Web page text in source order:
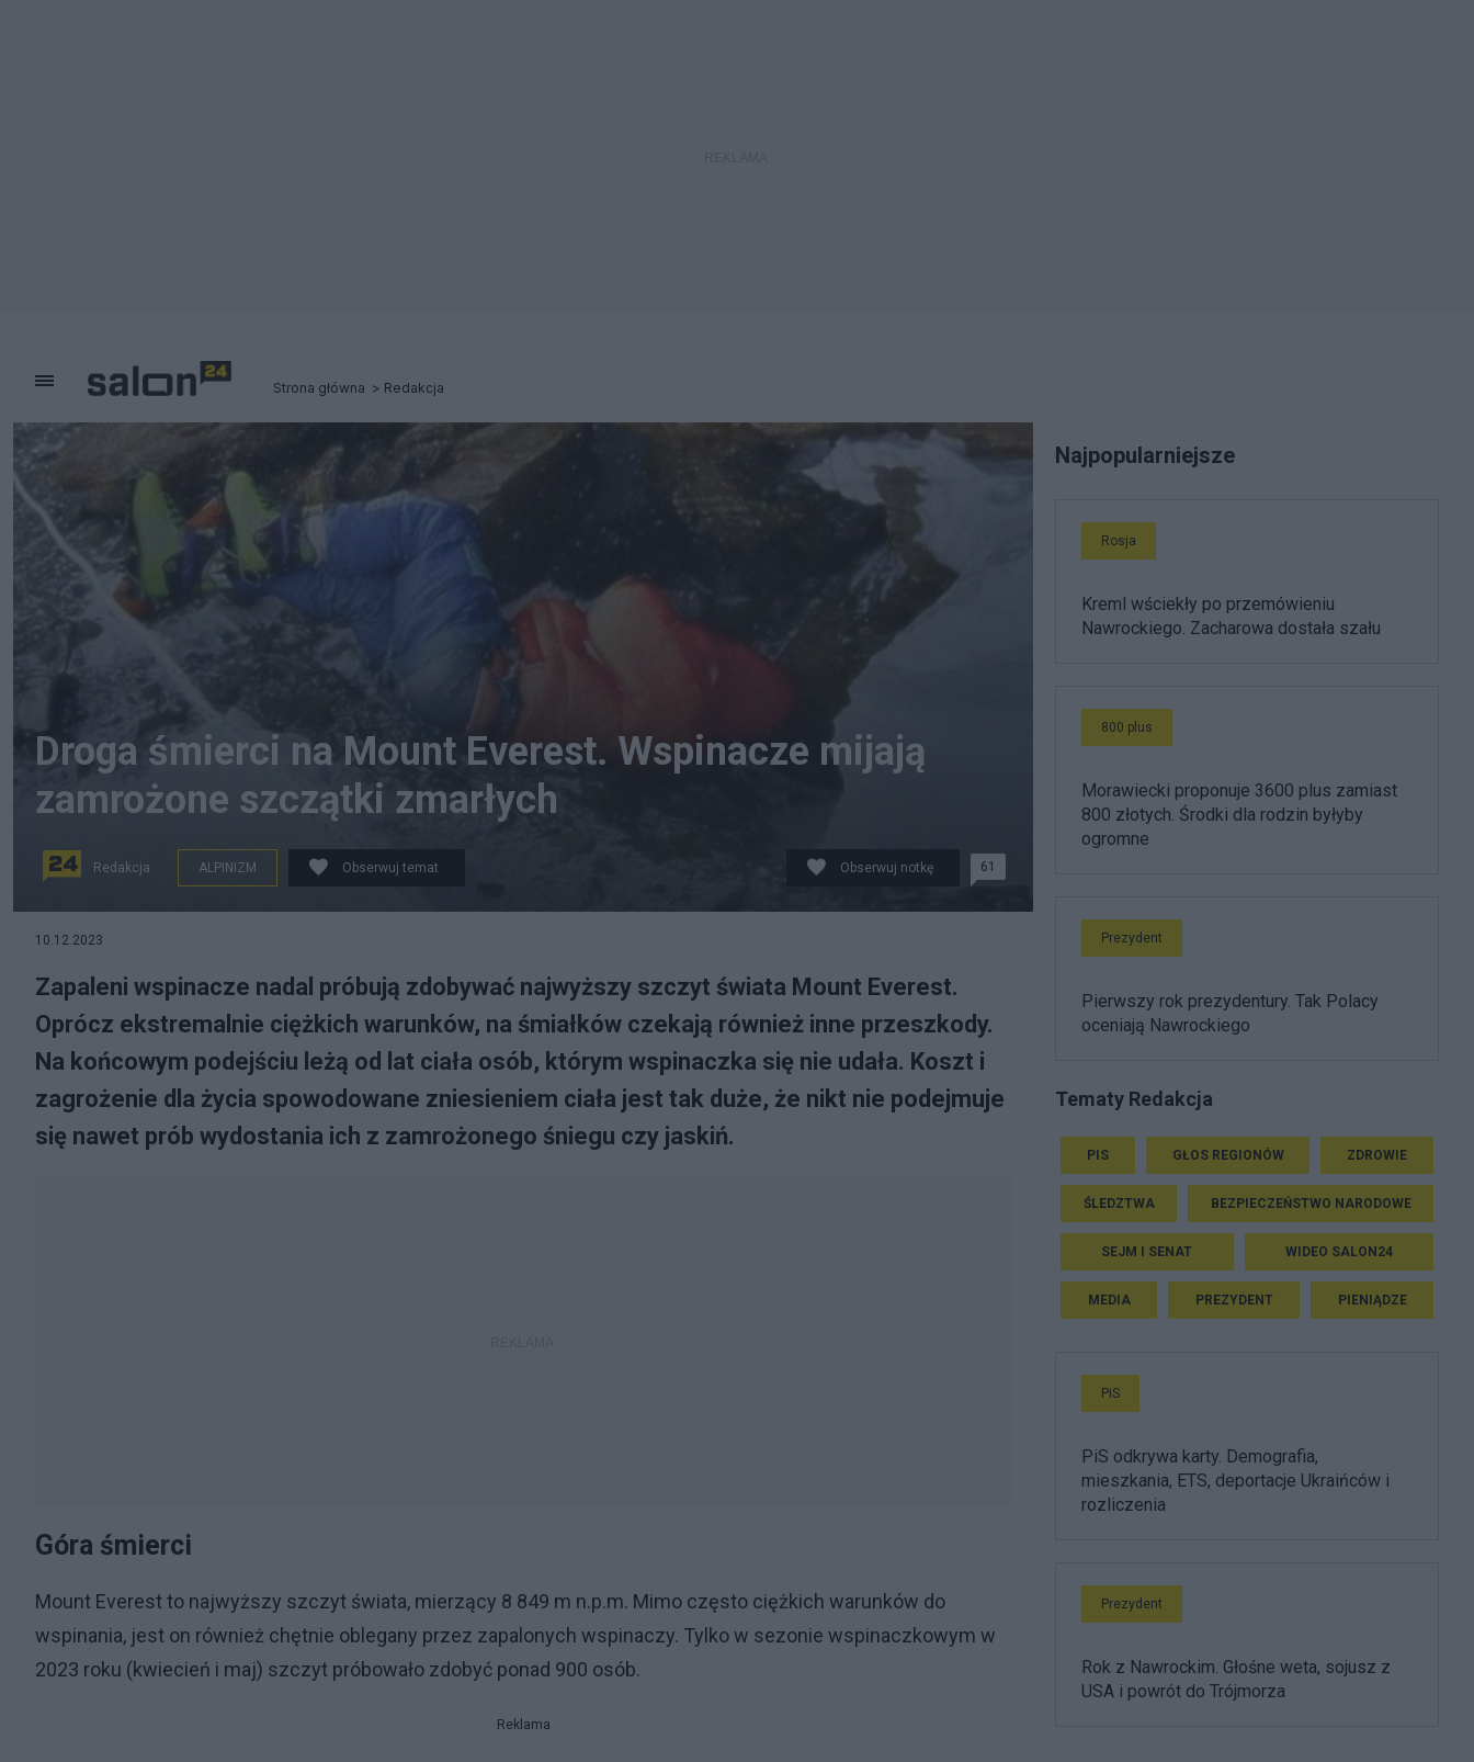
Strona główna Redakcja
Droga śmierci na Mount Everest. Wspinacze mijają
zamrożone szczątki zmarłych
Redakcja ALPINIZM Obserwuj temat Obserwuj notkę 61
10.12.2023
Zapaleni wspinacze nadal próbują zdobywać najwyższy szczyt świata Mount Everest.
Oprócz ekstremalnie ciężkich warunków, na śmiałków czekają również inne przeszkody.
Na końcowym podejściu leżą od lat ciała osób, którym wspinaczka się nie udała. Koszt i
zagrożenie dla życia spowodowane zniesieniem ciała jest tak duże, że nikt nie podejmuje
się nawet prób wydostania ich z zamrożonego śniegu czy jaskiń.
Góra śmierci
Mount Everest to najwyższy szczyt świata, mierzący 8 849 m n.p.m. Mimo często ciężkich warunków do
wspinania, jest on również chętnie oblegany przez zapalonych wspinaczy. Tylko w sezonie wspinaczkowym w
2023 roku (kwiecień i maj) szczyt próbowało zdobyć ponad 900 osób.
Reklama
Najpopularniejsze
Rosja
Kreml wściekły po przemówieniu
Nawrockiego. Zacharowa dostała szału
800 plus
Morawiecki proponuje 3600 plus zamiast
800 złotych. Środki dla rodzin byłyby
ogromne
Prezydent
Pierwszy rok prezydentury. Tak Polacy
oceniają Nawrockiego
Tematy Redakcja
PIS GŁOS REGIONÓW ZDROWIE
ŚLEDZTWA BEZPIECZEŃSTWO NARODOWE
SEJM I SENAT WIDEO SALON24
MEDIA PREZYDENT PIENIĄDZE
PiS
PiS odkrywa karty. Demografia,
mieszkania, ETS, deportacje Ukraińców i
rozliczenia
Prezydent
Rok z Nawrockim. Głośne weta, sojusz z
USA i powrót do Trójmorza